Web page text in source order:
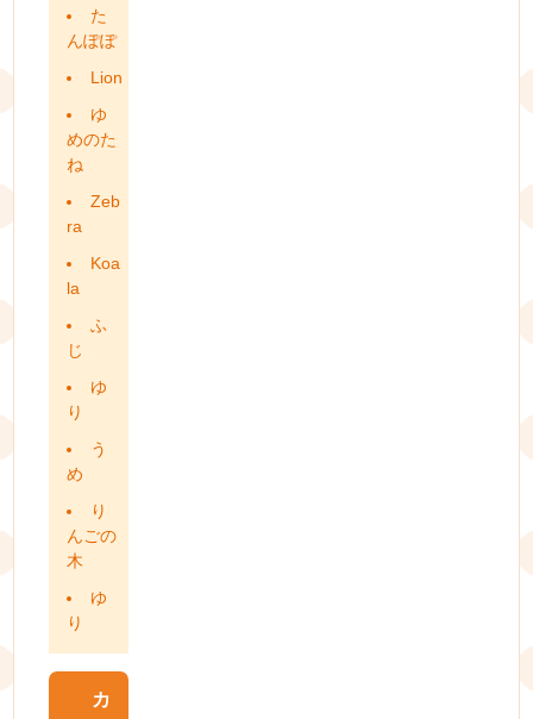
た
んぽぽ
Lion
ゆ
めのた
ね
Zeb
ra
Koa
la
ふ
じ
ゆ
り
う
め
り
んごの
木
ゆ
り
カ